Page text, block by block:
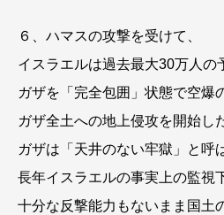
６、ハマスの攻撃を受けて、
イスラエルは過去最大30万人の
ガザを「完全包囲」状態で空爆
ガザ全土への地上侵攻を開始し
ガザは「天井のない牢獄」と呼
長年イスラエルの事実上の監視
十分な反撃能力もないまま国土